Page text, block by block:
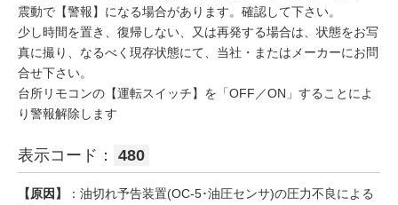
震動で【警報】になる場合があります。確認して下さい。
少し時間を置き、復帰しない、又は再発する場合は、状態をお写
真に撮り、なるべく現存状態にて、当社・またはメーカーにお問
合せ下さい。
台所リモコンの【運転スイッチ】を「OFF／ON」することによ
り警報解除します
表示コード： 480
【原因】
：油切れ予告装置(OC-5･油圧センサ)の圧力不良による